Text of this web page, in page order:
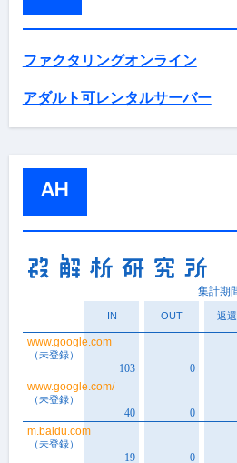
ファクタリングオンライン
アダルト可レンタルサーバー
AH